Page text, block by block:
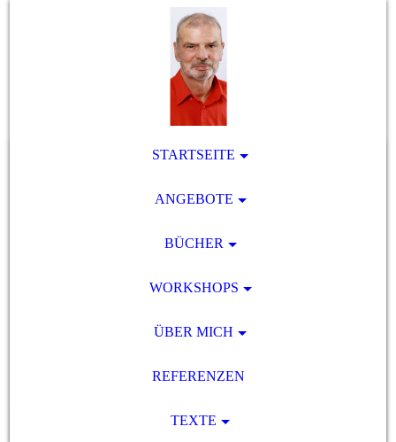
STARTSEITE
ANGEBOTE
BÜCHER
WORKSHOPS
ÜBER MICH
REFERENZEN
TEXTE